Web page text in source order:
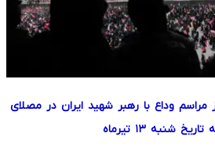
وداع با رهبر شهید ایران در مصلای
شنبه ۱۳ تیرماه